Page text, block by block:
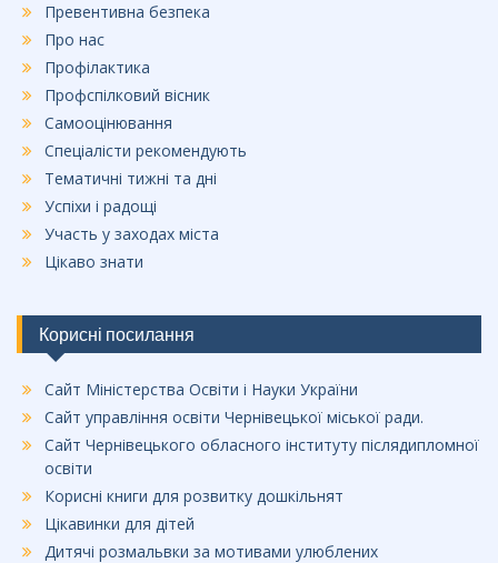
Превентивна безпека
Про нас
Профілактика
Профспілковий вісник
Самооцінювання
Спеціалісти рекомендують
Тематичні тижні та дні
Успіхи і радощі
Участь у заходах міста
Цікаво знати
Корисні посилання
Сайт Міністерства Освіти і Науки України
Сайт управління освіти Чернівецької міської ради.
Сайт Чернівецького обласного інституту післядипломної
освіти
Корисні книги для розвитку дошкільнят
Цікавинки для дітей
Дитячі розмальвки за мотивами улюблених